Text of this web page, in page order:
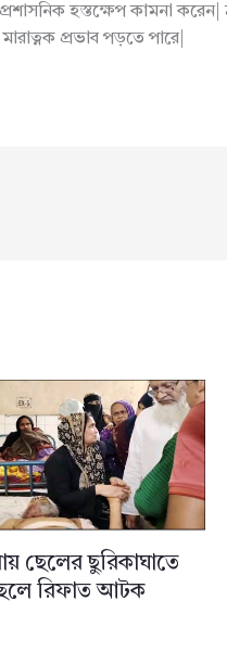
হস্তক্ষেপ কামনা
প্রভাব পড়তে পারে|
ছেলের ছুরিকাঘাতে
রিফাত আটক